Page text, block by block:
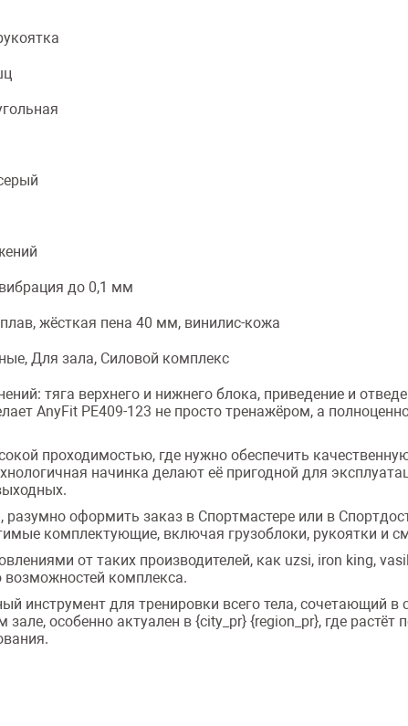
до 0,1 мм
жёсткая пена 40 мм, винилис-кожа
Для зала, Силовой комплекс
тяга верхнего и нижнего блока, приведение и
AnyFit PE409-123 не просто тренажёром, а
проходимостью, где нужно обеспечить
начинка делают её пригодной для
оформить заказ в Спортмастере или в
комплектующие, включая грузоблоки, рукоятки и
от таких производителей, как uzsi, iron king,
комплекса.
инструмент для тренировки всего тела, сочетающий в
особенно актуален в {city_pr} {region_pr}, где растёт